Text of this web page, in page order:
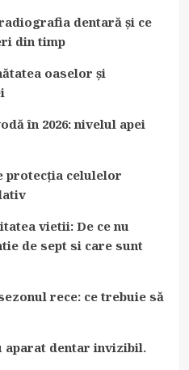
dentară și ce
din timp
oaselor și
în 2026: nivelul apei
protecția celulelor
vietii: De ce nu
de sept si care sunt
rece: ce trebuie să
aparat dentar invizibil.